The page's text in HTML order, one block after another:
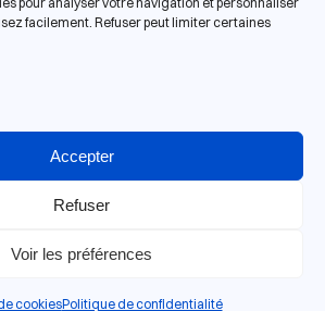
facilement. Refuser peut limiter certaines
Accepter
Refuser
Voir les préférences
cookiesPolitique de confidentialité
Site web réalisé parAntoine Gouin